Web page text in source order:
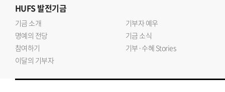
HUFS발전기금
기금 소개
기부자 예우
명예의 전당
기금 소식
참여하기
기부·수혜 Stories
이달의 기부자